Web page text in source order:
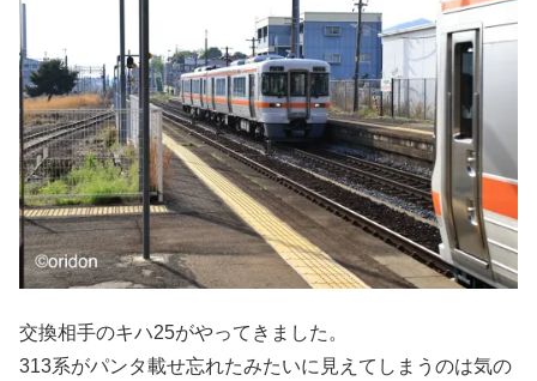
交換相手のキハ25がやってきました。
313系がパンタ載せ忘れたみたいに見えてしまうのは気の